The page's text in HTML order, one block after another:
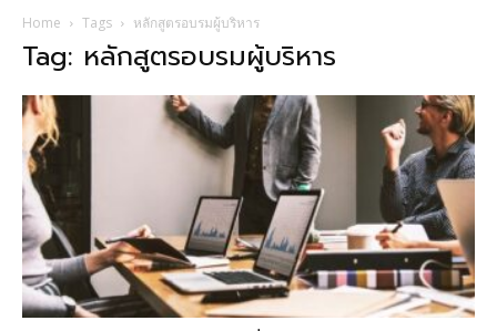
Home Tags หลักสูตรอบรมผู้บริหาร
Tag: หลักสูตรอบรมผู้บริหาร